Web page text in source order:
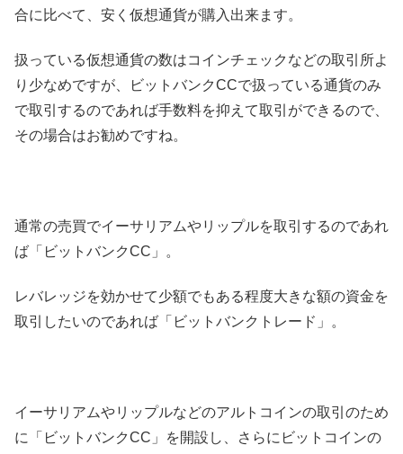
合に比べて、安く仮想通貨が購入出来ます。
扱っている仮想通貨の数はコインチェックなどの取引所よ
り少なめですが、ビットバンクCCで扱っている通貨のみ
で取引するのであれば手数料を抑えて取引ができるので、
その場合はお勧めですね。
通常の売買でイーサリアムやリップルを取引するのであれ
ば「ビットバンクCC」。
レバレッジを効かせて少額でもある程度大きな額の資金を
取引したいのであれば「ビットバンクトレード」。
イーサリアムやリップルなどのアルトコインの取引のため
に「ビットバンクCC」を開設し、さらにビットコインの